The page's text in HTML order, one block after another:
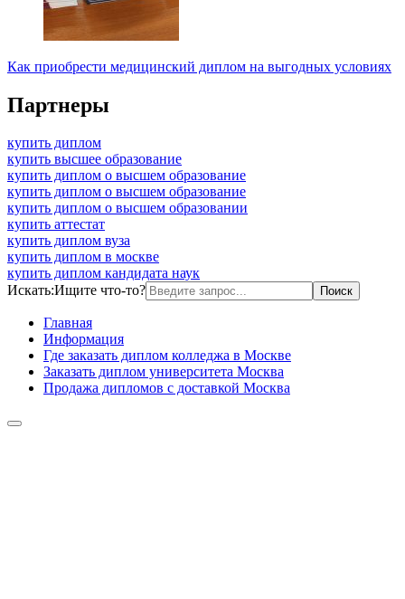
Как приобрести медицинский диплом на выгодных условиях
Партнеры
купить диплом
купить высшее образование
купить диплом о высшем образование
купить диплом о высшем образование
купить диплом о высшем образовании
купить аттестат
купить диплом вуза
купить диплом в москве
купить диплом кандидата наук
Искать:Ищите что-то?
Главная
Информация
Где заказать диплом колледжа в Москве
Заказать диплом университета Москва
Продажа дипломов с доставкой Москва